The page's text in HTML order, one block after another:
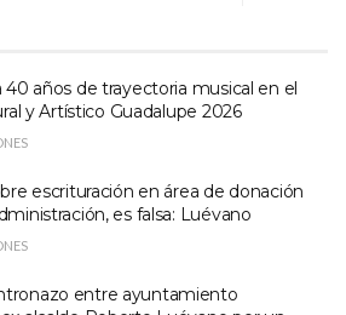
40 años de trayectoria musical en el
y Artístico Guadalupe 2026
escrituración en área de donación
es falsa: Luévano
entre ayuntamiento